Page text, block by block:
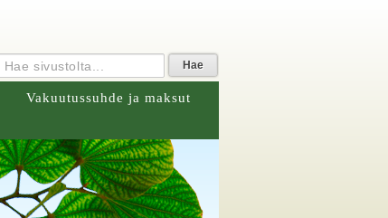
Vakuutussuhde ja maksut